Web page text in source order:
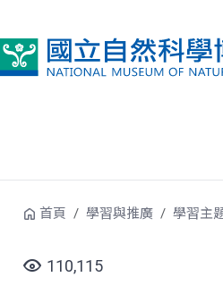
首頁 學習與推廣 學習主
110,115